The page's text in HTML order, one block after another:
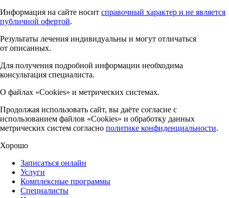
Информация на сайте носит справочный характер и не является
публичной офертой.
Результаты лечения индивидуальны и могут отличаться
от описанных.
Для получения подробной информации необходима
консультация специалиста.
О файлах «Cookies» и метрических системах.
Продолжая использовать сайт, вы даёте согласие с
использованием файлов «Cookies» и обработку данных
метрических систем согласно политике конфиденциальности.
Хорошо
Записаться онлайн
Услуги
Комплексные программы
Специалисты